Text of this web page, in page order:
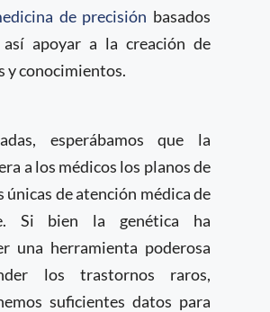
de precisión basados
apoyar a la creación de
y conocimientos.
esperábamos que la
a los médicos los planos de
únicas de atención médica de
Si bien la genética ha
una herramienta poderosa
los trastornos raros,
suficientes datos para